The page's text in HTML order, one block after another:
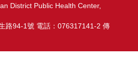
District Public Health Center,
路94-1號 電話：076317141-2 傳